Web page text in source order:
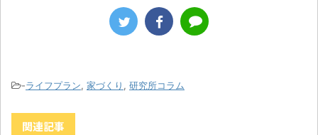
-ライフプラン, 家づくり , 研究所コラム
関連記事